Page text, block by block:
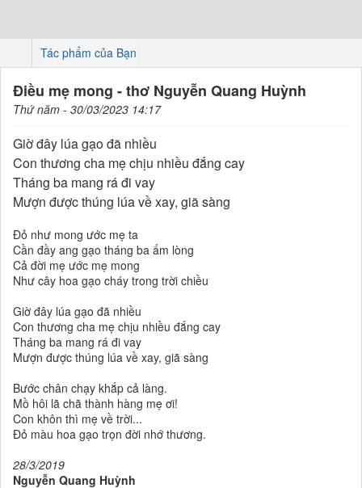
Tác phẩm của Bạn
Điều mẹ mong - thơ Nguyễn Quang Huỳnh
Thứ năm - 30/03/2023 14:17
Giờ đây lúa gạo đã nhiều
Con thương cha mẹ chịu nhiều đắng cay
Tháng ba mang rá đi vay
Mượn được thúng lúa về xay, giã sàng
Đỏ như mong ước mẹ ta
Cần đầy ang gạo tháng ba ấm lòng
Cả đời mẹ ước mẹ mong
Như cây hoa gạo cháy trong trời chiều
Giờ đây lúa gạo đã nhiều
Con thương cha mẹ chịu nhiều đắng cay
Tháng ba mang rá đi vay
Mượn được thúng lúa về xay, giã sàng
Bước chân chạy khắp cả làng.
Mồ hôi lã chã thành hàng mẹ ơi!
Con khôn thì mẹ về trời...
Đỏ màu hoa gạo trọn đời nhớ thương.
28/3/2019
Nguyễn Quang Huỳnh